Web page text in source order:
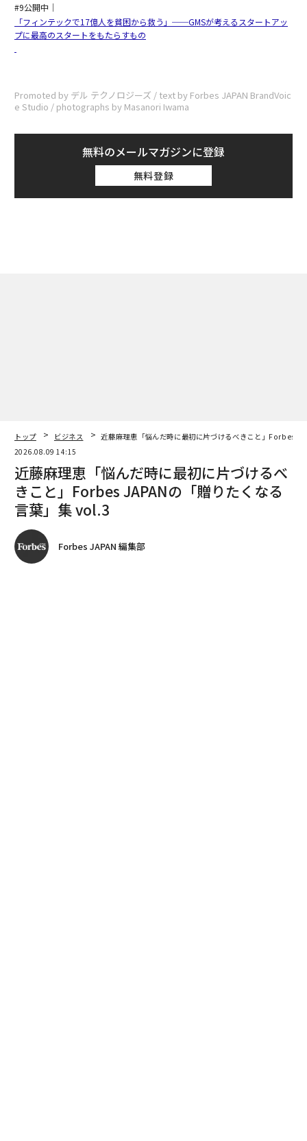
#9公開中｜
「フィンテックで17億人を貧困から救う」──GMSが考えるスタートアッ
プに最高のスタートをもたらすもの
Promoted by デル テクノロジーズ / text by Forbes JAPAN BrandVoic
e Studio / photographs by Masanori Iwama
無料のメールマガジンに登録
無料登録
トップ ビジネス
近藤麻理恵「悩んだ時に最初に片づけるべきこと」Forbes
2026.08.09 14:15
近藤麻理恵「悩んだ時に最初に片づけるべ
きこと」Forbes JAPANの「贈りたくなる
言葉」集 vol.3
Forbes JAPAN 編集部